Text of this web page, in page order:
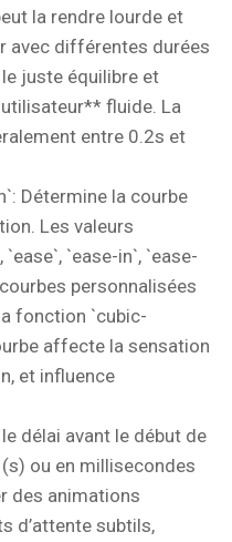
la rendre lourde et
avec différentes durées
juste équilibre et
fluide. La
entre 0.2s et
Détermine la courbe
Les valeurs
`ease-in`, `ease-
personnalisées
fonction `cubic-
affecte la sensation
et influence
délai avant le début de
ou en millisecondes
des animations
d’attente subtils,